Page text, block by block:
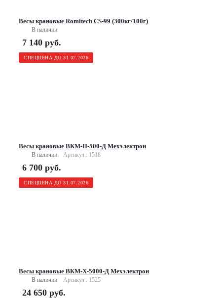
Весы крановые Romitech CS-99 (300кг/100г)
В наличии
7 140 руб.
СПЕЦЦЕНА ДО 31.07.2026
Весы крановые ВКМ-II-500-Д Мехэлектрон
В наличии Артикул : 1518
6 700 руб.
СПЕЦЦЕНА ДО 31.07.2026
Весы крановые ВКМ-X-5000-Д Мехэлектрон
В наличии Артикул : 1525
24 650 руб.